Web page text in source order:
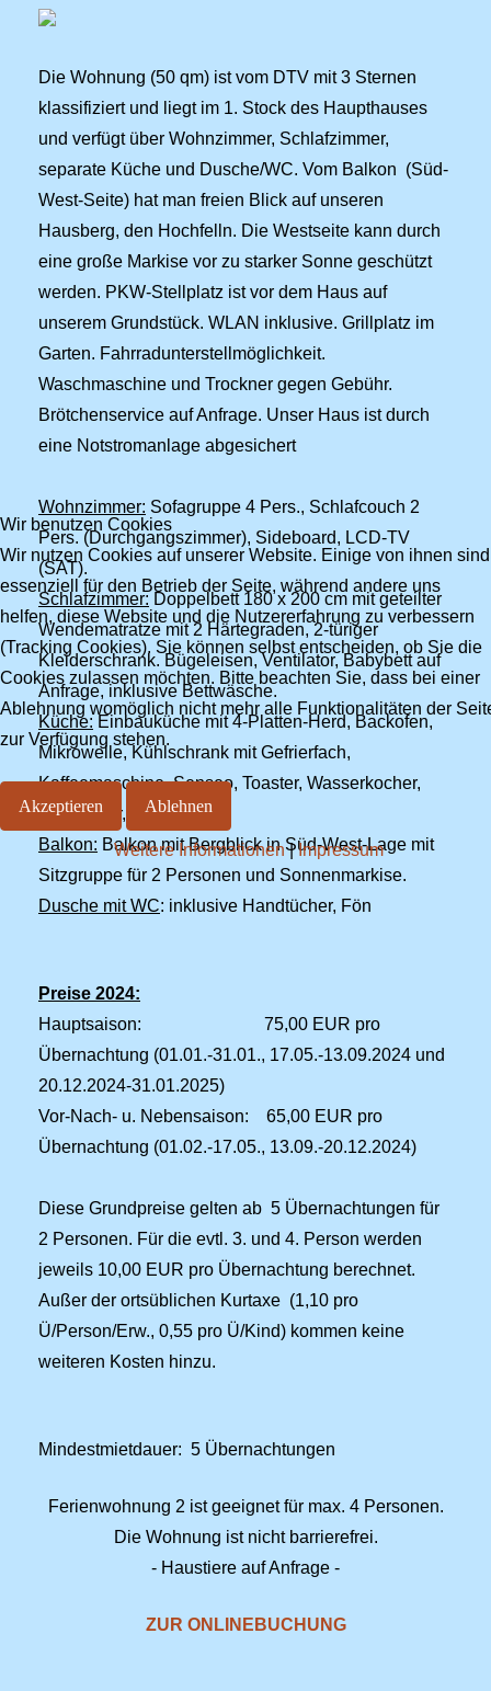
Die Wohnung (50 qm) ist vom DTV mit 3 Sternen
klassifiziert und liegt im 1. Stock des Haupthauses
und verfügt über Wohnzimmer, Schlafzimmer,
separate Küche und Dusche/WC. Vom Balkon (Süd-
West-Seite) hat man freien Blick auf unseren
Hausberg, den Hochfelln. Die Westseite kann durch
eine große Markise vor zu starker Sonne geschützt
werden. PKW-Stellplatz ist vor dem Haus auf
unserem Grundstück. WLAN inklusive. Grillplatz im
Garten. Fahrradunterstellmöglichkeit.
Waschmaschine und Trockner gegen Gebühr.
Brötchenservice auf Anfrage. Unser Haus ist durch
eine Notstromanlage abgesichert
Wohnzimmer: Sofagruppe 4 Pers., Schlafcouch 2
Pers. (Durchgangszimmer), Sideboard, LCD-TV
(SAT).
Schlafzimmer: Doppelbett 180 x 200 cm mit geteilter
Wendematratze mit 2 Härtegraden, 2-türiger
Kleiderschrank. Bügeleisen, Ventilator, Babybett auf
Anfrage, inklusive Bettwäsche.
Küche: Einbauküche mit 4-Platten-Herd, Backofen,
Mikrowelle, Kühlschrank mit Gefrierfach,
Kaffeemaschine, Senseo, Toaster, Wasserkocher,
Eierkocher, Eckbank.
Balkon: Balkon mit Bergblick in Süd-West-Lage mit
Sitzgruppe für 2 Personen und Sonnenmarkise.
Dusche mit WC: inklusive Handtücher, Fön
Preise 2024:
Hauptsaison: 75,00 EUR pro
Übernachtung (01.01.-31.01., 17.05.-13.09.2024 und
20.12.2024-31.01.2025)
Vor-Nach- u. Nebensaison: 65,00 EUR pro
Übernachtung (01.02.-17.05., 13.09.-20.12.2024)
Diese Grundpreise gelten ab 5 Übernachtungen für
2 Personen. Für die evtl. 3. und 4. Person werden
jeweils 10,00 EUR pro Übernachtung berechnet.
Außer der ortsüblichen Kurtaxe (1,10 pro
Ü/Person/Erw., 0,55 pro Ü/Kind) kommen keine
weiteren Kosten hinzu.
Mindestmietdauer: 5 Übernachtungen
Ferienwohnung 2 ist geeignet für max. 4 Personen.
Die Wohnung ist nicht barrierefrei.
- Haustiere auf Anfrage -
ZUR ONLINEBUCHUNG
Wir benutzen Cookies
Wir nutzen Cookies auf unserer Website. Einige von ihnen sind
essenziell für den Betrieb der Seite, während andere uns
helfen, diese Website und die Nutzererfahrung zu verbessern
(Tracking Cookies). Sie können selbst entscheiden, ob Sie die
Cookies zulassen möchten. Bitte beachten Sie, dass bei einer
Ablehnung womöglich nicht mehr alle Funktionalitäten der
zur Verfügung stehen.
Akzeptieren Ablehnen
Weitere Informationen|Impressum